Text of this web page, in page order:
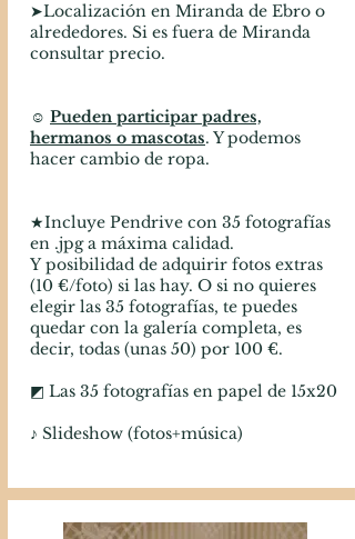
​➤Localización en Miranda de Ebro o
alrededores. Si es fuera de Miranda
consultar precio.
☺ Pueden participar padres,
hermanos o mascotas. Y podemos
hacer cambio de ropa.
★Incluye Pendrive con 35 fotografías
en .jpg a máxima calidad.
Yposibilidad de adquirir fotos extras
(10 €/foto) si las hay. O si no quieres
elegir las 35 fotografías, te puedes
quedar con la galería completa, es
decir, todas (unas 50) por 100 €.
◩ Las 35 fotografías en papel de 15x20
♪ Slideshow (fotos+música)